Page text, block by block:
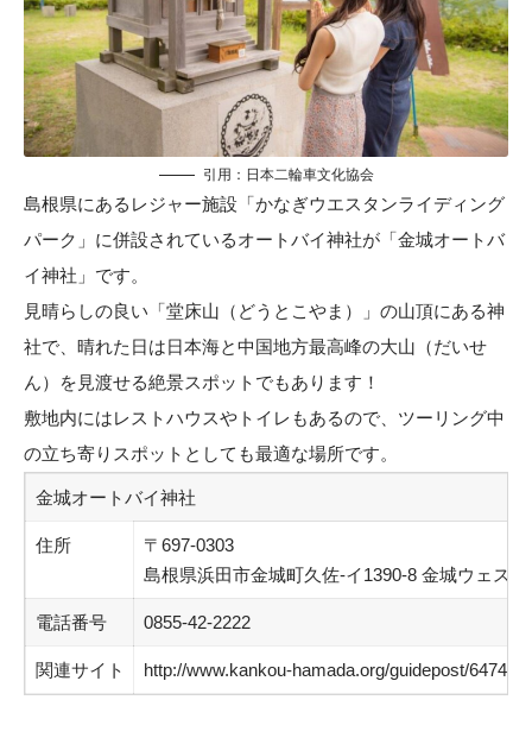
引用： 日本二輪車文化協会
島根県にあるレジャー施設「かなぎウエスタンライディング
パーク」に併設されているオートバイ神社が「金城オートバ
イ神社」です。
見晴らしの良い「堂床山（どうとこやま）」の山頂にある神
社で、晴れた日は日本海と中国地方最高峰の大山（だいせ
ん）を見渡せる絶景スポットでもあります！
敷地内にはレストハウスやトイレもあるので、ツーリング中
の立ち寄りスポットとしても最適な場所です。
金城オートバイ神社
住所
〒697-0303
島根県浜田市金城町久佐-イ1390-8 金城ウェス
電話番号 0855-42-2222
関連サイト http://www.kankou-hamada.org/guidepost/6474